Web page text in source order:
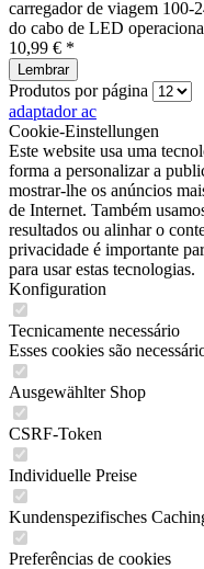
carregador de viagem
do cabo de LED
10,99 € *
Lembrar
Produtos por página
adaptador ac
Cookie-Einstellungen
Este website usa uma
forma a personalizar a
mostrar-lhe os anúncios
de Internet. Também
resultados ou alinhar o
privacidade é importante
para usar estas tecnologias.
Konfiguration
Tecnicamente necessário
Esses cookies são
Ausgewählter Shop
CSRF-Token
Individuelle Preise
Kundenspezifisches
Preferências de cookies